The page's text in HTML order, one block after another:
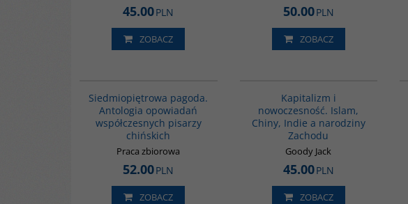
45.00PLN
ZOBACZ
50.00PLN
ZOBACZ
Siedmiopiętrowa pagoda.
Antologia opowiadań
współczesnych pisarzy
chińskich
Praca zbiorowa
52.00PLN
ZOBACZ
Kapitalizm i
nowoczesność. Islam,
Chiny, Indie a narodziny
Zachodu
Goody Jack
45.00PLN
ZOBACZ